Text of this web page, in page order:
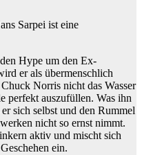
Sarpei ist eine
Hype um den Ex-
er als übermenschlich
Norris nicht das Wasser
perfekt auszufüllen. Was ihn
sich selbst und den Rummel
nicht so ernst nimmt.
aktiv und mischt sich
ein.